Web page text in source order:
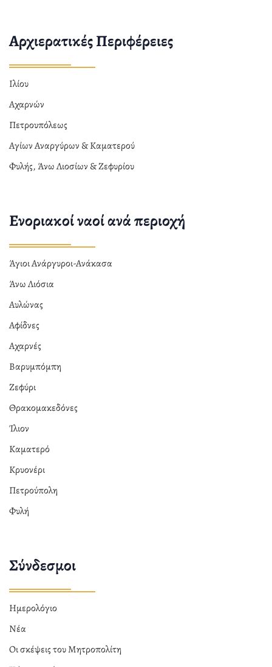
Αρχιερατικές Περιφέρειες
Ιλίου
Αχαρνών
Πετρουπόλεως
Αγίων Αναργύρων & Καματερού
Φυλής, Άνω Λιοσίων & Ζεφυρίου
Ενοριακοί ναοί ανά περιοχή
Άγιοι Ανάργυροι-Ανάκασα
Άνω Λιόσια
Αυλώνας
Αφίδνες
Αχαρνές
Βαρυμπόμπη
Ζεφύρι
Θρακομακεδόνες
Ίλιον
Καματερό
Κρυονέρι
Πετρούπολη
Φυλή
Σύνδεσμοι
Ημερολόγιο
Νέα
Οι σκέψεις του Μητροπολίτη